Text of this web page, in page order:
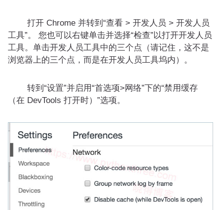
打开 Chrome 并转到“查看 > 开发人员 > 开发人员
工具”。 您也可以右键单击并选择“检查”以打开开发人员
工具。单击开发人员工具中的三个点（请记住，这不是
浏览器上的三个点，而是在开发人员工具坞内）。
转到“设置”并启用“首选项>网络”下的“禁用缓存
（在 DevTools 打开时）”选项。